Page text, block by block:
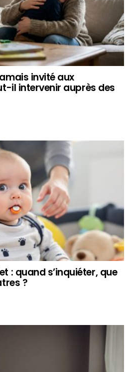
invité aux
il intervenir auprès des
: quand s’inquiéter, que
?